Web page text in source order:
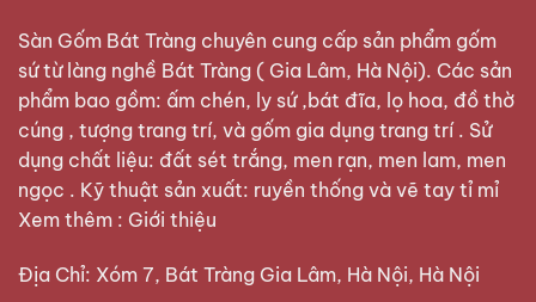
Sàn Gốm Bát Tràng chuyên cung cấp sản phẩm gốm
sứ từ làng nghề Bát Tràng ( Gia Lâm, Hà Nội). Các sản
phẩm bao gồm: ấm chén, ly sứ ,bát đĩa, lọ hoa, đồ thờ
cúng , tượng trang trí, và gốm gia dụng trang trí . Sử
dụng chất liệu: đất sét trắng, men rạn, men lam, men
ngọc . Kỹ thuật sản xuất: ruyền thống và vẽ tay tỉ mỉ
Xem thêm : Giới thiệu
Địa Chỉ: Xóm 7, Bát Tràng Gia Lâm, Hà Nội, Hà Nội